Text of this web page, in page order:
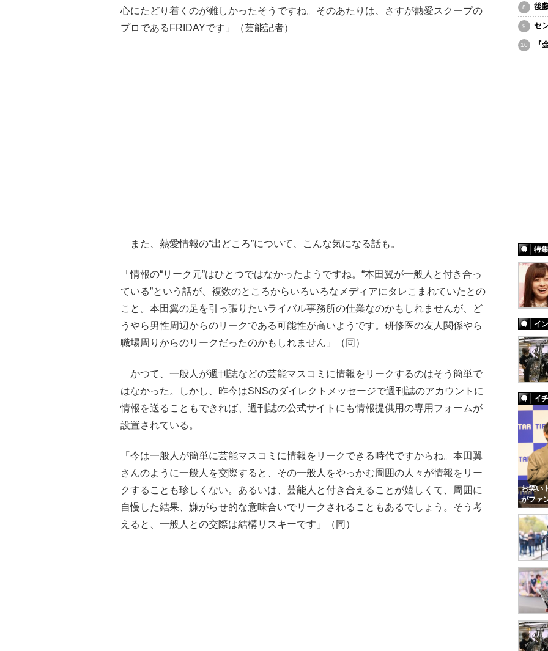
心にたどり着くのが難しかったそうですね。そのあたりは、さすが熱愛スクープの
プロであるFRIDAYです」（芸能記者）
また、熱愛情報の“出どころ”について、こんな気になる話も。
「情報の“リーク元”はひとつではなかったようですね。“本田翼が一般人と付き合っ
ている”という話が、複数のところからいろいろなメディアにタレこまれていたとの
こと。本田翼の足を引っ張りたいライバル事務所の仕業なのかもしれませんが、ど
うやら男性周辺からのリークである可能性が高いようです。研修医の友人関係やら
職場周りからのリークだったのかもしれません」（同）
かつて、一般人が週刊誌などの芸能マスコミに情報をリークするのはそう簡単で
はなかった。しかし、昨今はSNSのダイレクトメッセージで週刊誌のアカウントに
情報を送ることもできれば、週刊誌の公式サイトにも情報提供用の専用フォームが
設置されている。
「今は一般人が簡単に芸能マスコミに情報をリークできる時代ですからね。本田翼
さんのように一般人を交際すると、その一般人をやっかむ周囲の人々が情報をリー
クすることも珍しくない。あるいは、芸能人と付き合えることが嬉しくて、周囲に
自慢した結果、嫌がらせ的な意味合いでリークされることもあるでしょう。そう考
えると、一般人との交際は結構リスキーです」（同）
後
セ
『
特集
イ
イ
お笑い
がファ